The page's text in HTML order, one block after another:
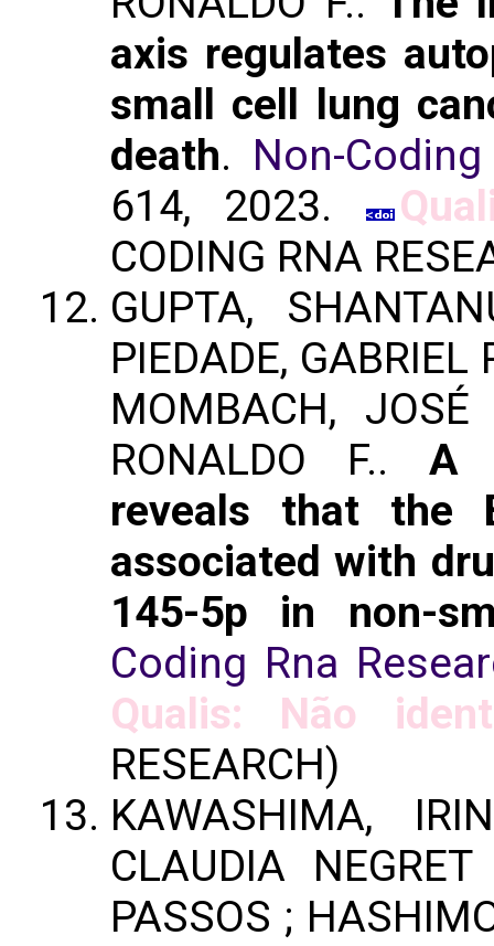
axis regulates
small cell lung
death. Non-
614, 2023.
CODING RNA
GUPTA,
PIEDADE, GABRIEL
MOMBACH,
RONALDO F.. A
reveals that the
associated with
145-5p in non-
Coding Rna
Qualis: Não
RESEARCH)
KAWASHIMA,
CLAUDIA
PASSOS ;